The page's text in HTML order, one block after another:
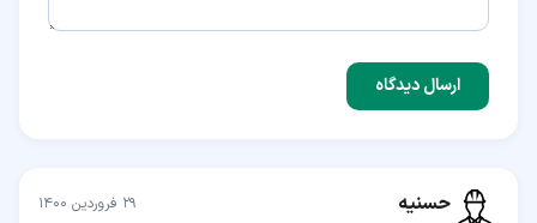
ارسال دیدگاه
حسنیه ۲۹ فروردین ۱۴۰۰